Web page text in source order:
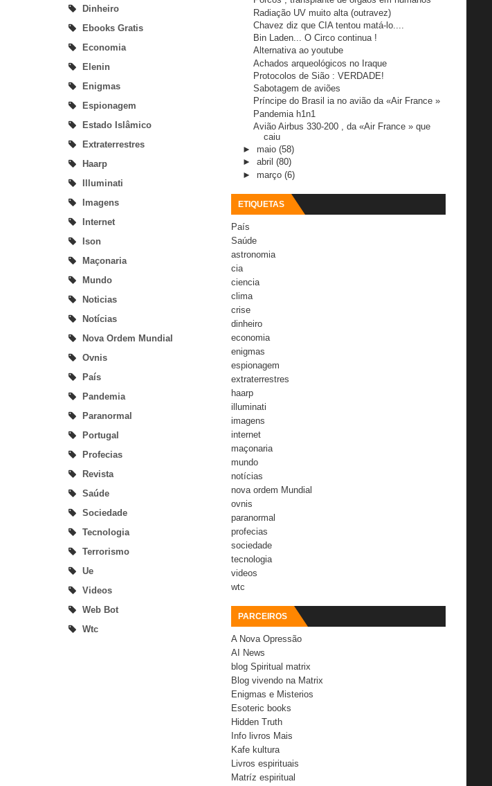
Dinheiro
Ebooks Gratis
Economia
Elenin
Enigmas
Espionagem
Estado Islâmico
Extraterrestres
Haarp
Illuminati
Imagens
Internet
Ison
Maçonaria
Mundo
Noticias
Notícias
Nova Ordem Mundial
Ovnis
País
Pandemia
Paranormal
Portugal
Profecias
Revista
Saúde
Sociedade
Tecnologia
Terrorismo
Ue
Videos
Web Bot
Wtc
Radiação UV muito alta (outravez)
Chavez diz que CIA tentou matá-lo....
Bin Laden... O Circo continua !
Alternativa ao youtube
Achados arqueológicos no Iraque
Protocolos de Sião : VERDADE!
Sabotagem de aviões
Príncipe do Brasil ia no avião da «Air France »
Pandemia h1n1
Avião Airbus 330-200 , da «Air France » que
caiu
► maio (58)
► abril (80)
► março (6)
ETIQUETAS
País
Saúde
astronomia
cia
ciencia
clima
crise
dinheiro
economia
enigmas
espionagem
extraterrestres
haarp
illuminati
imagens
internet
maçonaria
mundo
notícias
nova ordem Mundial
ovnis
paranormal
profecias
sociedade
tecnologia
videos
wtc
PARCEIROS
A Nova Opressão
AI News
blog Spiritual matrix
Blog vivendo na Matrix
Enigmas e Misterios
Esoteric books
Hidden Truth
Info livros Mais
Kafe kultura
Livros espirituais
Matríz espiritual